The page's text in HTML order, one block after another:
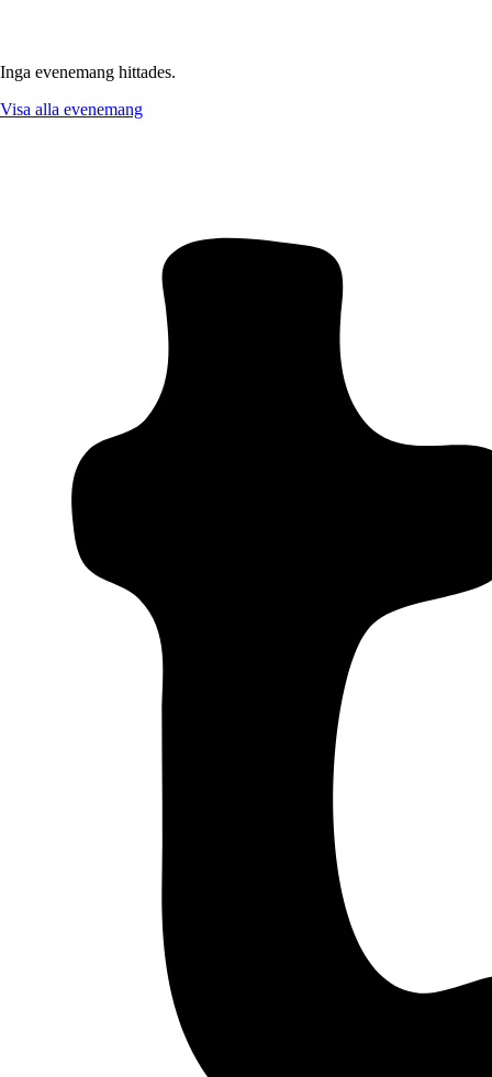
Inga evenemang hittades.
Visa alla evenemang